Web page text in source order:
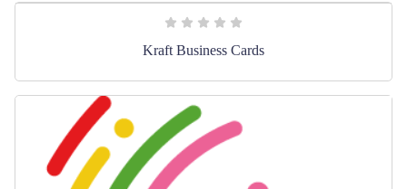
Kraft Business Cards